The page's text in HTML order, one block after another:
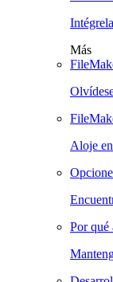
Más
Aloje
Por qué